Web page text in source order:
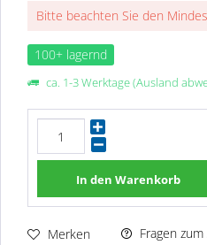
Bitte beachten Sie den
100+ lagernd
ca. 1-3 Werktage (Ausland
In den Warenkorb
Merken Fragen